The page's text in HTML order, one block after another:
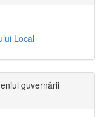
Local
guvernării